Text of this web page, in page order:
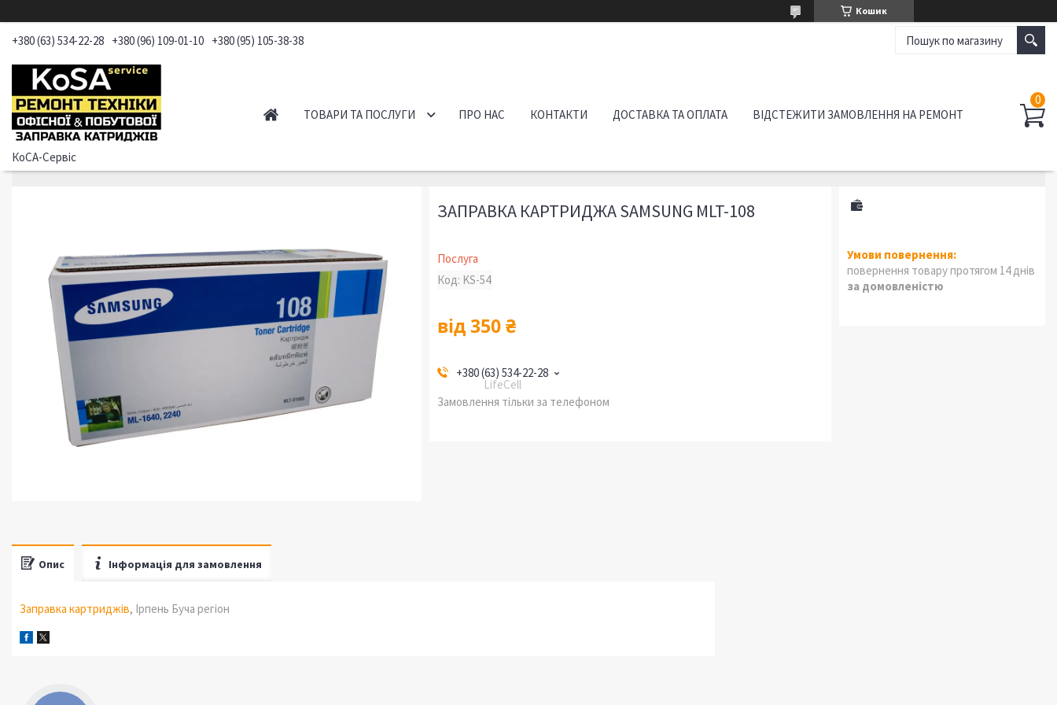
Кошик
+380 (63) 534-22-28 +380 (96) 109-01-10 +380 (95) 105-38-38
КоСА-Сервіс
ТОВАРИ ТА ПОСЛУГИ ПРО НАС КОНТАКТИ ДОСТАВКА ТА ОПЛАТА ВІДСТЕЖИТИ ЗАМОВЛЕННЯ НА РЕМОНТ
ЗАПРАВКА КАРТРИДЖА SAMSUNG MLT-108
Послуга
Код: KS-54
від350 ₴
+380 (63) 534-22-28
LifeCell
Замовлення тільки за телефоном
повернення товару протягом 14 днів
за домовленістю
Опис Інформація для замовлення
Заправка картриджів, Ірпень Буча регіон